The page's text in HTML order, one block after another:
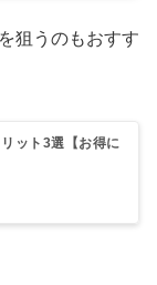
狙うのもおすす
ット3選【お得に